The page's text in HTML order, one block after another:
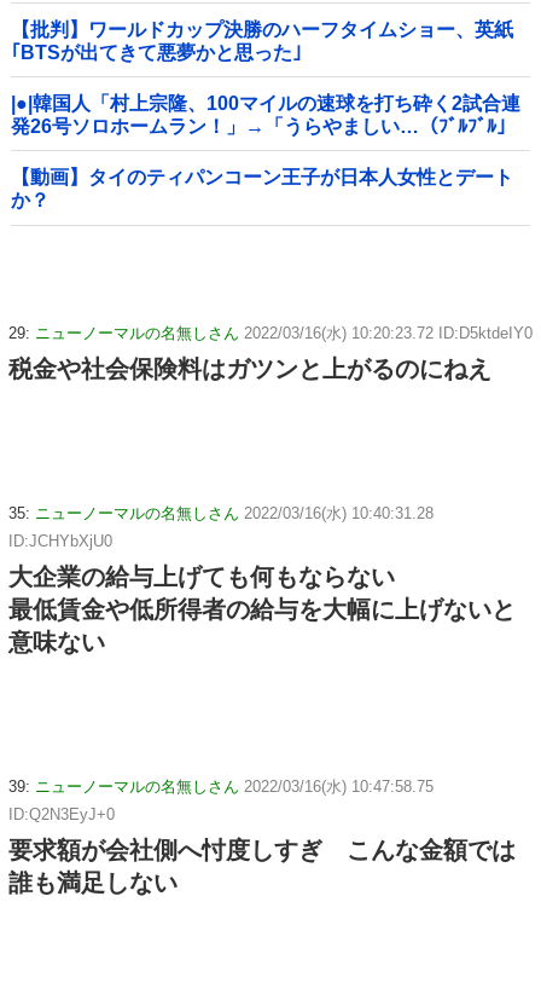
【批判】ワールドカップ決勝のハーフタイムショー、英紙
｢BTSが出てきて悪夢かと思った｣
|●|韓国人「村上宗隆、100マイルの速球を打ち砕く2試合連
発26号ソロホームラン！」→「うらやましい…（ﾌﾞﾙﾌﾞﾙ」
＝韓国の反応
【動画】タイのティパンコーン王子が日本人女性とデート
か？
29: ニューノーマルの名無しさん 2022/03/16(水) 10:20:23.72 ID:D5ktdeIY0
税金や社会保険料はガツンと上がるのにねえ
35: ニューノーマルの名無しさん 2022/03/16(水) 10:40:31.28
ID:JCHYbXjU0
大企業の給与上げても何もならない
最低賃金や低所得者の給与を大幅に上げないと
意味ない
39: ニューノーマルの名無しさん 2022/03/16(水) 10:47:58.75
ID:Q2N3EyJ+0
要求額が会社側へ忖度しすぎ こんな金額では
誰も満足しない